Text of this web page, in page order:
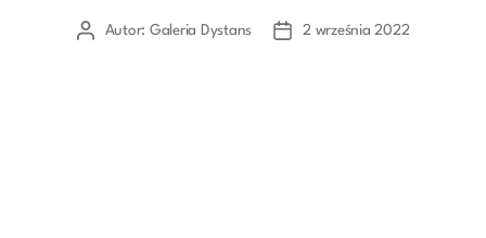
AutorAutor: Galeria Dystans
Data2 września 2022